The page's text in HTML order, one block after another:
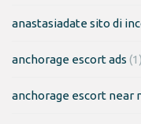
anastasiadate sito di
anchorage escort ads (1)
anchorage escort near